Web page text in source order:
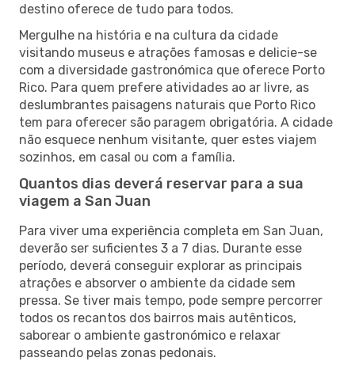
destino oferece de tudo para todos.
Mergulhe na história e na cultura da cidade
visitando museus e atrações famosas e delicie-se
com a diversidade gastronómica que oferece Porto
Rico. Para quem prefere atividades ao ar livre, as
deslumbrantes paisagens naturais que Porto Rico
tem para oferecer são paragem obrigatória. A cidade
não esquece nenhum visitante, quer estes viajem
sozinhos, em casal ou com a família.
Quantos dias deverá reservar para a sua
viagem a San Juan
Para viver uma experiência completa em San Juan,
deverão ser suficientes 3 a 7 dias. Durante esse
período, deverá conseguir explorar as principais
atrações e absorver o ambiente da cidade sem
pressa. Se tiver mais tempo, pode sempre percorrer
todos os recantos dos bairros mais autênticos,
saborear o ambiente gastronómico e relaxar
passeando pelas zonas pedonais.